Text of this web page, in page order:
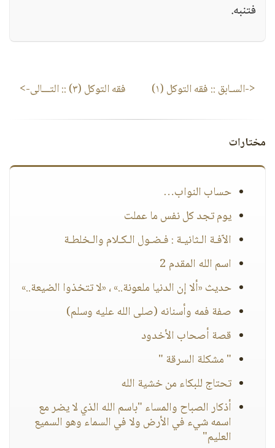
فتنبه.
<-السـابق :: فقه التوكل (١) فقه التوكل (٣) :: التـــالى->
مختارات
حساب النواب…
يوم تجد كل نفس ما عملت
الاّفـة الـثانيـة : فـضـول الـكـلام والـخلطـة
اسم الله المقدم 2
حديث «ألا إن الدنيا ملعونة..» ، «لا تتخذوا الضيعة..»
صفة فمه وأسنانه (صلى الله عليه وسلم)
قصة أصحاب الأخدود
" مشكلة السرقة "
تحتاج للبكاء من خشية الله
أذكار الصباح والمساء "باسم الله الذي لا يضر مع
اسمه شيء في الأرض ولا في السماء وهو السميع
العليم"